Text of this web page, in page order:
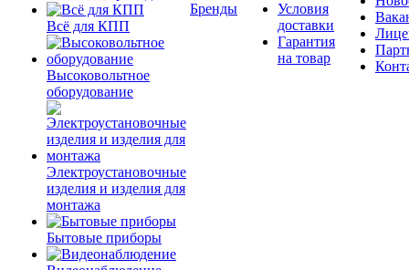
Всё для КПП
Высоковольтное
оборудование
Электроустановочные
изделия и изделия для
монтажа
Бытовые приборы
Бренды
Условия
доставки
Гарантия
на товар